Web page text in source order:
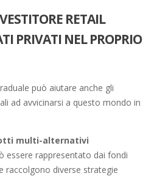
RETAIL
PRIVATI NEL PROPRIO
può aiutare anche gli
ad avvicinarsi a questo mondo in
multi-alternativi
essere rappresentato dai fondi
raccolgono diverse strategie